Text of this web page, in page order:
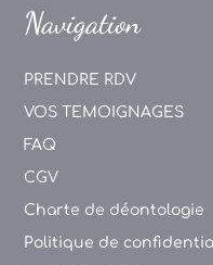
Navigation
PRENDRE RDV
VOS TEMOIGNAGES
FAQ
CGV
Charte de déontologie
Politique de